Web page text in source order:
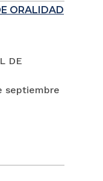
ORALIDAD
DE
septiembre